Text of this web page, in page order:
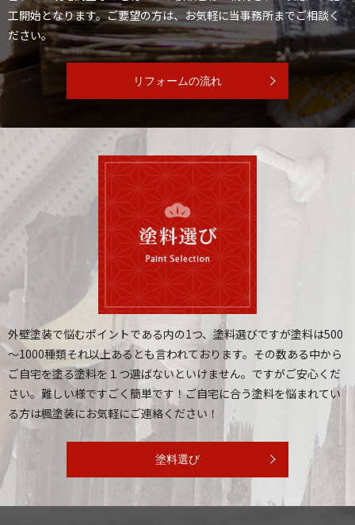
工開始となります。ご要望の方は、お気軽に当事務所までご相談く
ださい。
リフォームの流れ
外壁塗装で悩むポイントである内の1つ、塗料選びですが塗料は500
～1000種類それ以上あるとも言われております。 その数ある中から
ご自宅を塗る塗料を１つ選ばないといけません。ですがご安心くだ
さい。難しい様ですごく簡単です！ご自宅に合う塗料を悩まれてい
る方は楓塗装にお気軽にご連絡ください！
塗料選び